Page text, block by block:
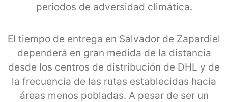
periodos de adversidad climática.
El tiempo de entrega en Salvador de Zapardiel
dependerá en gran medida de la distancia
desde los centros de distribución de DHL y de
la frecuencia de las rutas establecidas hacia
áreas menos pobladas. A pesar de ser un